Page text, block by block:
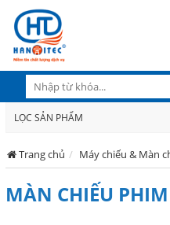
LỌC SẢN PHẨM
Trang chủ Máy chiếu & Màn
MÀN CHIẾU PHIM